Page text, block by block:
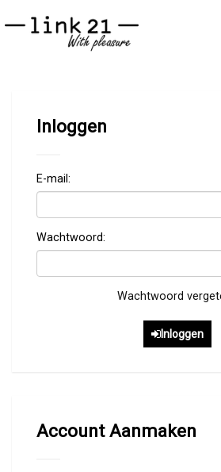
Inloggen
E-mail:
Wachtwoord:
Wachtwoord
Inloggen
Account Aanmaken